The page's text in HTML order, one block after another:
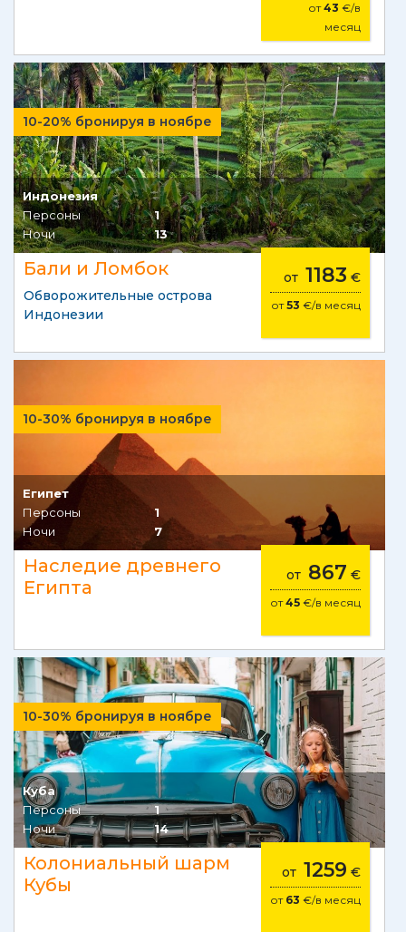
от43 €/в
месяц
10-20% бронируя в ноябре
Индонезия
Персоны
1
Ночи
13
Бали и Ломбок
Обворожительные острова
Индонезии
от 1183 €
от53 €/в месяц
10-30% бронируя в ноябре
Египет
Персоны
1
Ночи
7
Наследие древнего
Египта
от 867 €
от45€/в месяц
10-30% бронируя в ноябре
Куба
Персоны
1
Ночи
14
Колониальный шарм
Кубы
от 1259 €
от 63 €/в месяц